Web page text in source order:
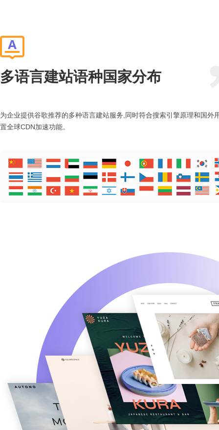
多语言建站语种国家分布
为企业提供谷歌推荐的多种语言建站服务,同时符合搜索引擎原理和国外
置全球CDN加速功能。